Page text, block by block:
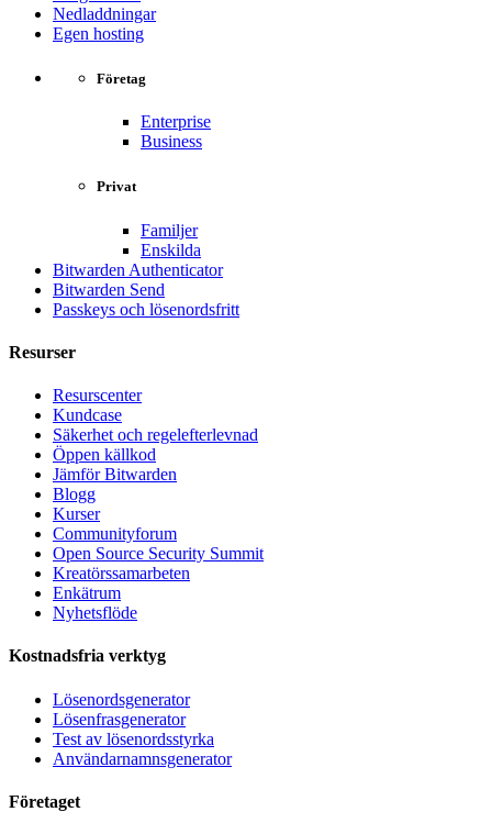
Nedladdningar
Egen hosting
Företag
Enterprise
Business
Privat
Familjer
Enskilda
Bitwarden Authenticator
Bitwarden Send
Passkeys och lösenordsfritt
Resurser
Resurscenter
Kundcase
Säkerhet och regelefterlevnad
Öppen källkod
Jämför Bitwarden
Blogg
Kurser
Communityforum
Open Source Security Summit
Kreatörssamarbeten
Enkätrum
Nyhetsflöde
Kostnadsfria verktyg
Lösenordsgenerator
Lösenfrasgenerator
Test av lösenordsstyrka
Användarnamnsgenerator
Företaget